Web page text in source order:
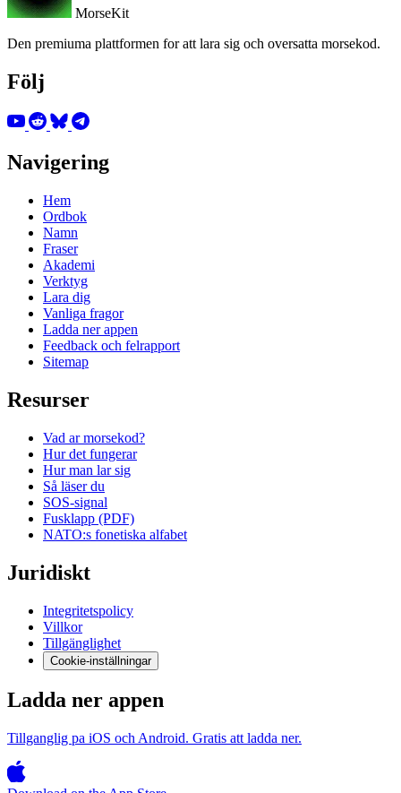
MorseKit
Den premiuma plattformen for att lara sig och oversatta morsekod.
Följ
Navigering
Hem
Ordbok
Namn
Fraser
Akademi
Verktyg
Lara dig
Vanliga fragor
Ladda ner appen
Feedback och felrapport
Sitemap
Resurser
Vad ar morsekod?
Hur det fungerar
Hur man lar sig
Så läser du
SOS-signal
Fusklapp (PDF)
NATO:s fonetiska alfabet
Juridiskt
Integritetspolicy
Villkor
Tillgänglighet
Cookie-inställningar
Ladda ner appen
Tillganglig pa iOS och Android. Gratis att ladda ner.